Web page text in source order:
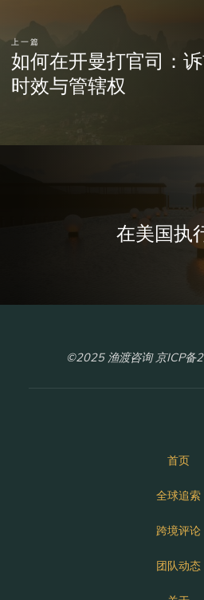
上一篇
如何在开曼打官司：
时效与管辖权
在美国执
©2025 渔渡咨询 京ICP
首页
全球追索
跨境评论
团队动态